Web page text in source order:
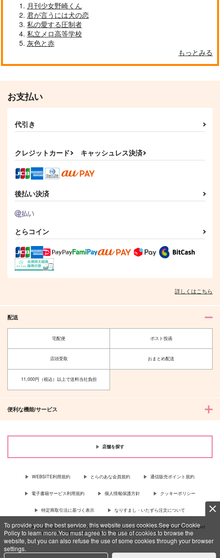
To provide you the best service, this website uses cookies.See our Cookie
Policy to learn more.You must agree to the use of cookies to browse the
website, but you can also refuse the use of some cookies through your browser
settings.
月刊少女野崎くん
君が言うには犬の恋
私の愛する圧制者
私立メロ高等学校
灰色と赤
もっとみる
お支払い
代引き
クレジットカード キャッシュレス決済
後払い決済
とらコイン
詳しくはこちら
配送
宅配便 ポスト投函
店頭受取 おまとめ配送
11,000円（税込）以上で送料当社負担
便利な機能/サービス
店舗を探す
WEBSITE利用規約 とらのあな会員規約 通信販売ポイント規約
電子書籍サービス利用規約 個人情報保護方針 クッキーポリシー
特定商取引法に基づく表示 なりすまし・いたずら注文について
For Overseas customer, now you can ship your purchases by using purchases agent
services “AOCS”! Click {more…} for more information …more